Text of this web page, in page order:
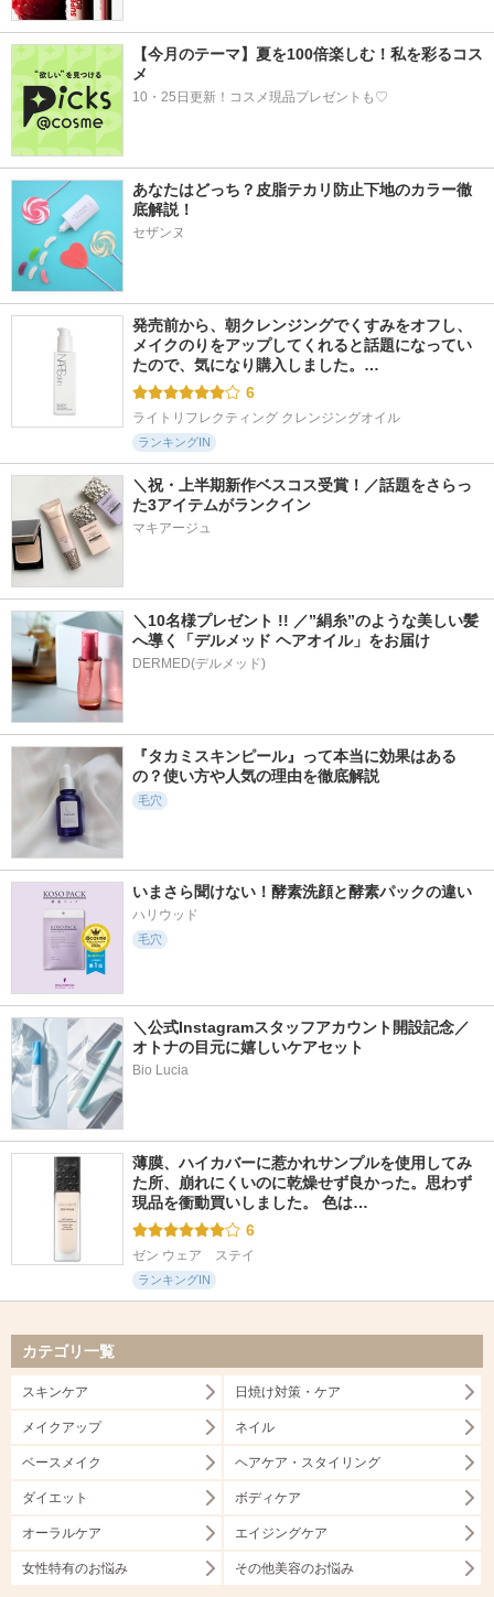
【今月のテーマ】夏を100倍楽しむ！私を彩るコス
メ
10・25日更新！コスメ現品プレゼントも♡
あなたはどっち？皮脂テカリ防止下地のカラー徹
底解説！
セザンヌ
発売前から、朝クレンジングでくすみをオフし、
メイクのりをアップしてくれると話題になってい
たので、気になり購入しました。…
6
ライトリフレクティング クレンジングオイル
ランキングIN
＼祝・上半期新作ベスコス受賞！／話題をさらっ
た3アイテムがランクイン
マキアージュ
＼10名様プレゼント !! ／”絹糸”のような美しい髪
へ導く「デルメッド ヘアオイル」をお届け
DERMED(デルメッド)
『タカミスキンピール』って本当に効果はある
の？使い方や人気の理由を徹底解説
毛穴
いまさら聞けない！酵素洗顔と酵素パックの違い
ハリウッド
毛穴
＼公式Instagramスタッフアカウント開設記念／
オトナの目元に嬉しいケアセット
Bio Lucia
薄膜、ハイカバーに惹かれサンプルを使用してみ
た所、崩れにくいのに乾燥せず良かった。思わず
現品を衝動買いしました。 色は…
6
ゼン ウェア　ステイ
ランキングIN
カテゴリ一覧
スキンケア 日焼け対策・ケア
メイクアップ ネイル
ベースメイク ヘアケア・スタイリング
ダイエット ボディケア
オーラルケア エイジングケア
女性特有のお悩み その他美容のお悩み